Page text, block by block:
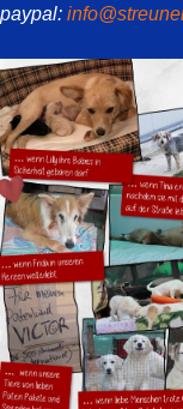
paypal: